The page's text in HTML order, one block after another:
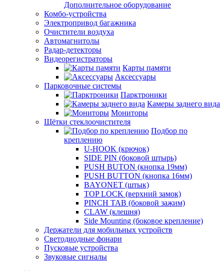
Дополнительное оборудование
Комбо-устройства
Электропривод багажника
Очистители воздуха
Автомагнитолы
Радар-детекторы
Видеорегистраторы
Карты памяти
Аксессуары
Парковочные системы
Парктроники
Камеры заднего вида
Мониторы
Щётки стеклоочистителя
Подбор по
креплению
U-HOOK (крючок)
SIDE PIN (боковой штырь)
PUSH BUTON (кнопка 19мм)
PUSH BUTTON (кнопка 16мм)
BAYONET (штык)
TOP LOCK (верхний замок)
PINCH TAB (боковой зажим)
CLAW (клешня)
Side Mounting (боковое крепление)
Держатели для мобильных устройств
Светодиодные фонари
Пусковые устройства
Звуковые сигналы